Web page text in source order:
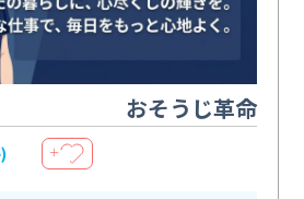
おそうじ革命
＋